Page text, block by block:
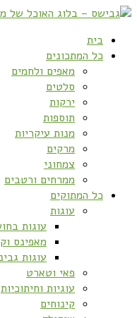
בית
כל המתכונים
מאפים ולחמים
סלטים
ירקות
תוספות
מנות עיקריות
מרקים
צמחוני
ממרחים ורטבים
כל המתוקים
עוגות
עוגות
מאפינס
עוגות
פאי וטארט
עוגיות וחיתוכיות
קינוחים